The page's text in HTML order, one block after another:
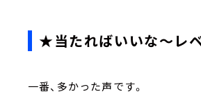
★当たればいいな～レベ
一番、多かった声です。